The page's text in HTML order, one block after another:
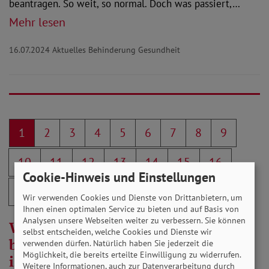
beantragen. So weit, so normal. Doch was passiert,…
Mehr lesen
16.07.2024 Aktuelles Behinderung Gesundheit
1 2 3 4 5 6 7 8
9
10
11 12 13 14 15
16
17
19 20 21 »
Warum eine fachkundige Beratung
bei Schwerbehinderung so wichtig
ist
Cookie-Hinweis und Einstellungen
Wir verwenden Cookies und Dienste von Drittanbietern, um
Ihnen einen optimalen Service zu bieten und auf Basis von
Analysen unsere Webseiten weiter zu verbessern. Sie können
selbst entscheiden, welche Cookies und Dienste wir
verwenden dürfen. Natürlich haben Sie jederzeit die
Möglichkeit, die bereits erteilte Einwilligung zu widerrufen.
Weitere Informationen, auch zur Datenverarbeitung durch